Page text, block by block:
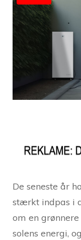
De seneste år
stærkt indpas i
om en
solens energi,